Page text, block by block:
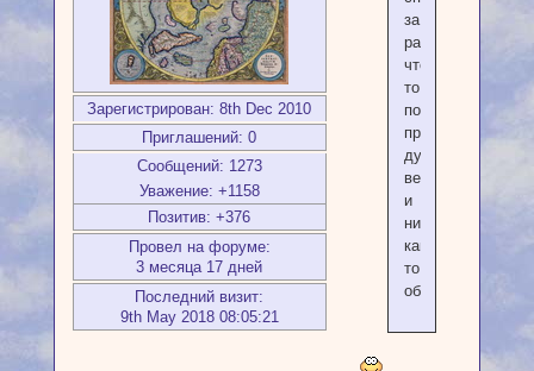
Зарегистрирован: 8th Dec 2010
Приглашений: 0
Сообщений: 1273
Уважение: +1158
Позитив: +376
Провел на форуме:
3 месяца 17 дней
Последний визит:
9th May 2018 08:05:21
за
разъяснение,
что-
то
подобное
предпологала,
думала
верх
и
низ
как-
то
обозначенны.